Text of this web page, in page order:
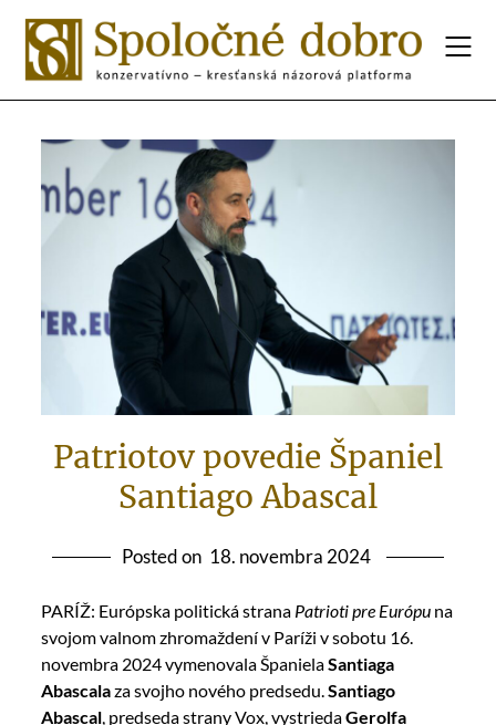
Patriotov povedie Španiel
Santiago Abascal
Posted on 18. novembra 2024
PARÍŽ: Európska politická strana Patrioti pre Európu na
svojom valnom zhromaždení v Paríži v sobotu 16.
novembra 2024 vymenovala ŠpanielaSantiaga
Abascalaza svojho nového predsedu.Santiago
Abascal , predseda strany Vox, vystriedaGerolfa